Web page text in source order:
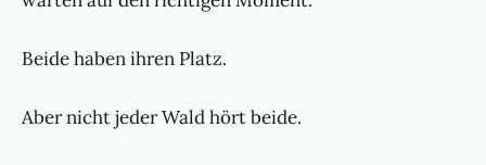
Beide haben ihren Platz.
Aber nicht jeder Wald hört beide.